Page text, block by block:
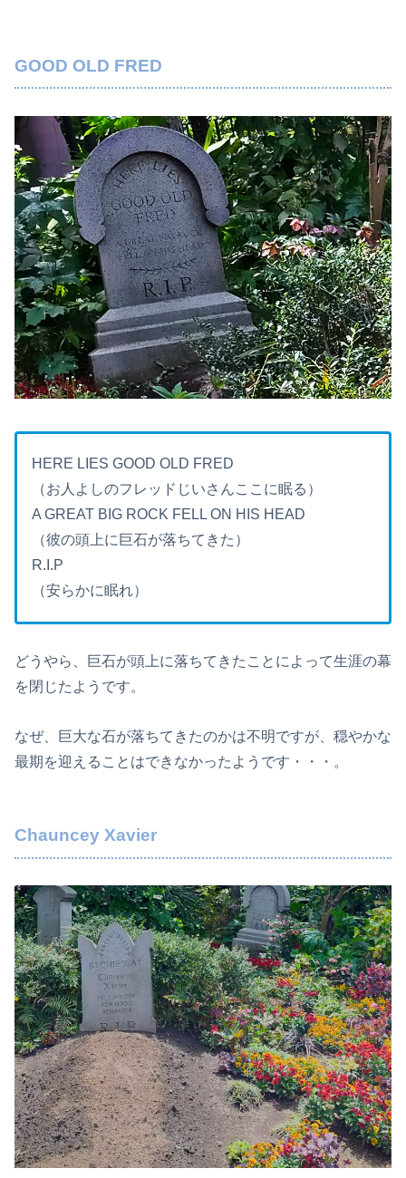
GOOD OLD FRED
HERE LIES GOOD OLD FRED
（お人よしのフレッドじいさんここに眠る）
A GREAT BIG ROCK FELL ON HIS HEAD
（彼の頭上に巨石が落ちてきた）
R.I.P
（安らかに眠れ）
どうやら、巨石が頭上に落ちてきたことによって生涯の幕
を閉じたようです。
なぜ、巨大な石が落ちてきたのかは不明ですが、穏やかな
最期を迎えることはできなかったようです・・・。
Chauncey Xavier